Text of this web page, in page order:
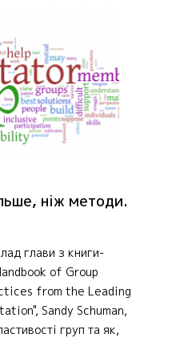
ніж методи.
глави з книги-
of Group
from the Leading
Sandy Schuman,
груп та як,